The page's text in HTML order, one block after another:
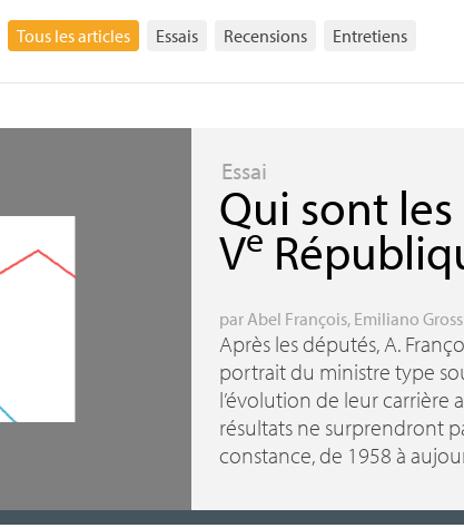
Tous les articles Essais Recensions Entretiens
Essai
Qui sont
Ve
par Abel François, Emiliano
Après les députés, A.
portrait du ministre type
l’évolution de leur carrière
résultats ne surprendront
constance, de 1958 à